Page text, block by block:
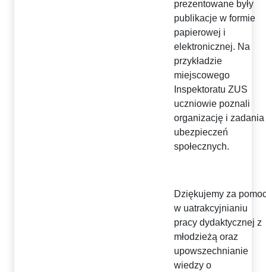
prezentowane były
publikacje w formie
papierowej i
elektronicznej. Na
przykładzie
miejscowego
Inspektoratu ZUS
uczniowie poznali
organizację i zadania
ubezpieczeń
społecznych.
Dziękujemy za
w uatrakcyjnianiu
pracy dydaktycznej z
młodzieżą oraz
upowszechnianie
wiedzy o